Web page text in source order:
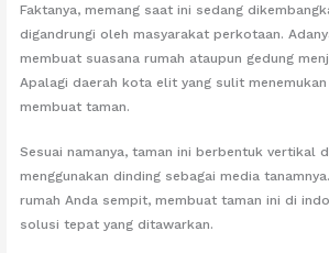
Faktanya, memang saat ini sedang
digandrungi oleh masyarakat perkotaan.
membuat suasana rumah ataupun gedung
Apalagi daerah kota elit yang sulit
membuat taman.
Sesuai namanya, taman ini berbentuk vertikal
menggunakan dinding sebagai media
rumah Anda sempit, membuat taman ini di
solusi tepat yang ditawarkan.